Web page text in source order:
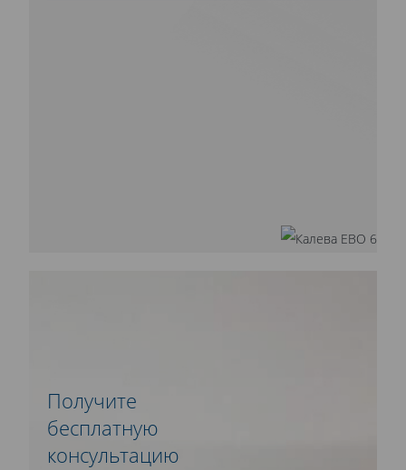
Получите
бесплатную
консультацию